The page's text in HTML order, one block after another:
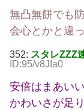
無凸無餅でも
会心とかと違
352: スタレZZZ
ID:95/v8JIa0
安倍はまあい
かわいさが足